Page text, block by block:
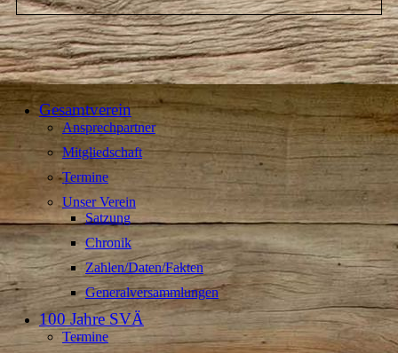
Gesamtverein
Ansprechpartner
Mitgliedschaft
Termine
Unser Verein
Satzung
Chronik
Zahlen/Daten/Fakten
Generalversammlungen
100 Jahre SVÄ
Termine